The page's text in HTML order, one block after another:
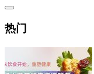
热门